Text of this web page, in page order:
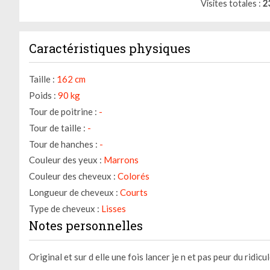
Visites totales
Caractéristiques physiques
Taille : 162 cm
Poids : 90 kg
Tour de poitrine : -
Tour de taille : -
Tour de hanches : -
Couleur des yeux : Marrons
Couleur des cheveux : Colorés
Longueur de cheveux : Courts
Type de cheveux : Lisses
Notes personnelles
Original et sur d elle une fois lancer je n et pas peur du
Gestion des cookies
Nous utilisons des cookies qui facilitent l'utilisation du site,
améliorent la performance et la sécurité du site internet.
Faites-nous part de vos préférences de cookies pour chaque
À quoi servent ces cookies :
Mesure d'audience